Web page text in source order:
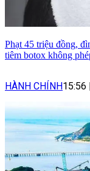
Phạt 45 triệu đồng,
tiêm botox không
HÀNH CHÍNH15:56